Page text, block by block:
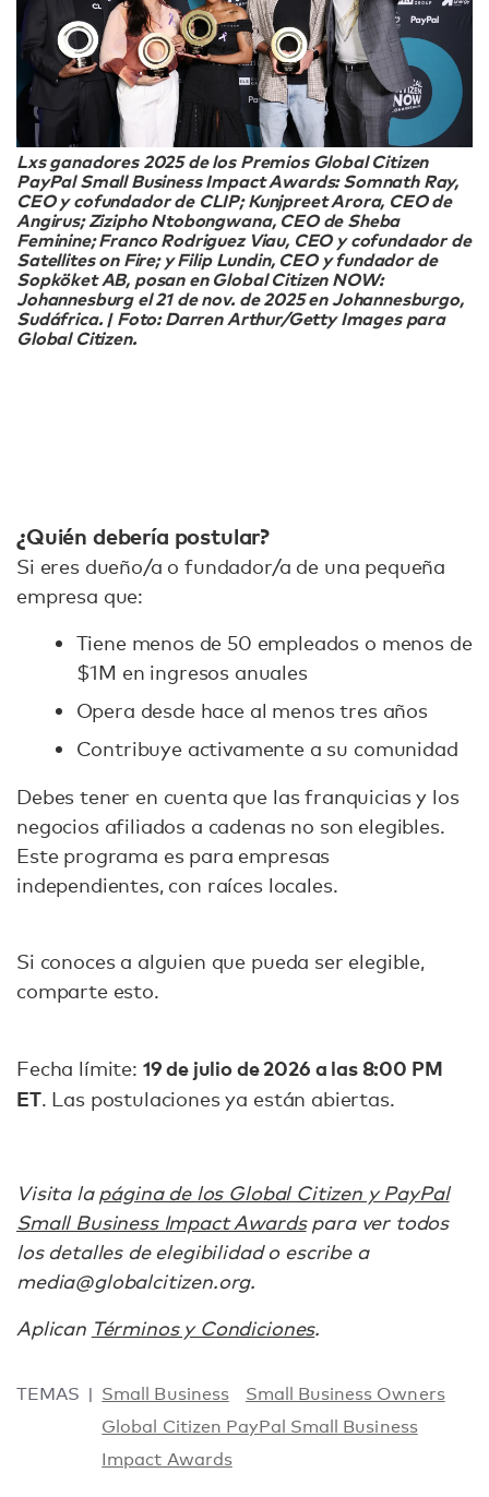
Lxs ganadores 2025 de los Premios Global Citizen
PayPal Small Business Impact Awards: Somnath Ray,
CEO y cofundador de CLIP; Kunjpreet Arora, CEO de
Angirus; Zizipho Ntobongwana, CEO de Sheba
Feminine; Franco Rodriguez Viau, CEO y cofundador de
Satellites on Fire; y Filip Lundin, CEO y fundador de
Sopköket AB, posan en Global Citizen NOW:
Johannesburg el 21 de nov. de 2025 en Johannesburgo,
Sudáfrica. | Foto: Darren Arthur/Getty Images para
Global Citizen.
¿Quién debería postular?
Si eres dueño/a o fundador/a de una pequeña
empresa que:
Tiene menos de 50 empleados o menos de
$1M en ingresos anuales
Opera desde hace al menos tres años
Contribuye activamente a su comunidad
Debes tener en cuenta que las franquicias y los
negocios afiliados a cadenas no son elegibles.
Este programa es para empresas
independientes, con raíces locales.
Si conoces a alguien que pueda ser elegible,
comparte esto.
Fecha límite: 19 de julio de 2026 a las 8:00 PM
ET. Las postulaciones ya están abiertas.
Visita la página de los Global Citizen y PayPal
Small Business Impact Awardspara ver todos
los detalles de elegibilidad o escribe a
media@globalcitizen.org.
Aplican Términos y Condiciones.
TEMAS Small Business
Small Business Owners
Global Citizen PayPal Small Business
Impact Awards